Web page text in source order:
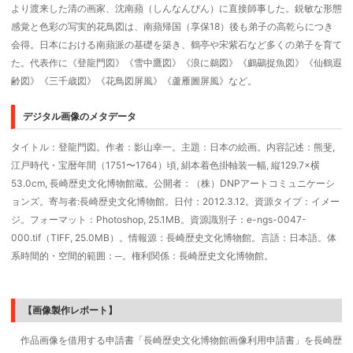
より渡来した清の画家、沈南蘋（しんなんぴん）に直接師事した。鋭敏な形態
感覚と色彩の写実的花鳥図は、南蘋帰国（享保18）後も弟子の高乾らにつき
会得。日本における南蘋派の基礎を築き、鶴亭や宋紫石など多くの弟子を育て
た。代表作に《登龍門図》《雪中鷹図》《浪に鵜図》《鸕鷀捉魚図》《仙鶴遐
齢図》《三千歳図》《花鳥図屏風》《蘆雁圖屏風》など。
デジタル画像のメタデータ
タイトル：登龍門図。作者：影山幸一。主題：日本の絵画。内容記述：熊斐,
江戸時代・宝暦年間（1751〜1764）頃, 絹本着色掛軸装一幅, 縦129.7×横
53.0cm, 長崎歴史文化博物館蔵。公開者：（株）DNPアートコミュニケーシ
ョンズ。寄与者:長崎歴史文化博物館。日付：2012.3.12。資源タイプ：イメー
ジ。フォーマット：Photoshop, 25.1MB。資源識別子：e-ngs-0047-
000.tif（TIFF, 25.0MB）。情報源：長崎歴史文化博物館。言語：日本語。体
系時間的・空間的範囲：─。権利関係：長崎歴史文化博物館。
【画像製作レポート】
作品画像を借用する申請書「長崎歴史文化博物館画像利用申請書」を長崎歴